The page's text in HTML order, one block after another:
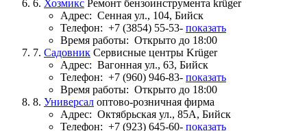
6. Хозмикс Ремонт бензоинструмента krüger
Адрес: Сенная ул., 104, Бийск
Телефон: +7 (3854) 55-53- показать
Время работы: Открыто до 18:00
7. Садовник Сервисные центры Krüger
Адрес: Вагонная ул., 63, Бийск
Телефон: +7 (960) 946-83- показать
Время работы: Открыто до 18:00
8. Универсал оптово-розничная фирма
Адрес: Октябрьская ул., 85А, Бийск
Телефон: +7 (923) 645-60- показать